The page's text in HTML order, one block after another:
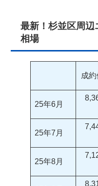
最新！杉並区周辺
相場
成
25年6月
25年7月
25年8月